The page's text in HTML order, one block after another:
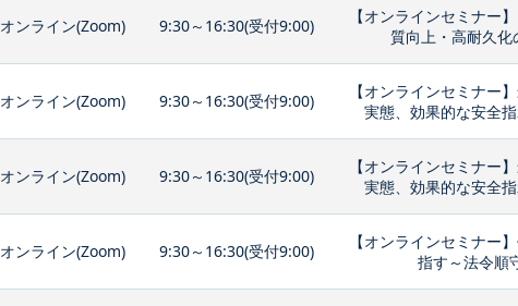
オンライン(Zoom) 9:30～16:30(受付9:00)
【オンラインセミナー
質向上・高耐久化
オンライン(Zoom) 9:30～16:30(受付9:00)
【オンラインセミナー
実態、効果的な安全
オンライン(Zoom) 9:30～16:30(受付9:00)
【オンラインセミナー
実態、効果的な安全
オンライン(Zoom) 9:30～16:30(受付9:00)
【オンラインセミナー
指す～法令順